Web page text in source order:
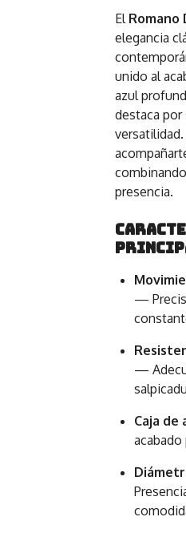
El Romano
elegancia
unido al
azul
destaca
presencia.
—
—
Caja de